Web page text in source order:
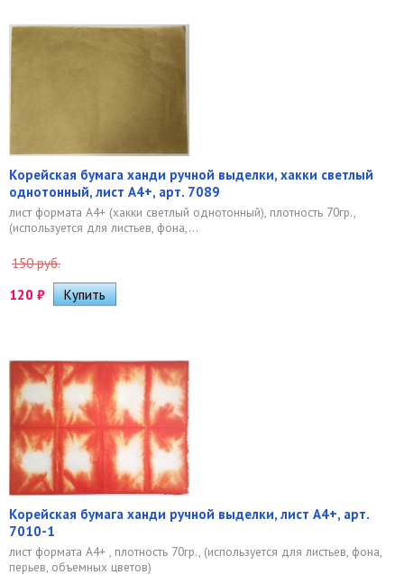
Корейская бумага ханди ручной выделки, хакки светлый
однотонный, лист А4+, арт. 7089
лист формата А4+ (хакки светлый однотонный), плотность 70гр.,
(используется для листьев, фона,...
150 руб.
120 ₽
Корейская бумага ханди ручной выделки, лист А4+, арт.
7010-1
лист формата А4+ , плотность 70гр., (используется для листьев, фона,
перьев, объемных цветов)